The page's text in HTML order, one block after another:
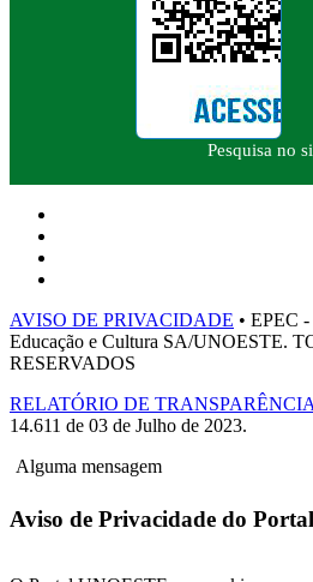
Pesquisa no
AVISO DE PRIVACIDADE • EPEC
Educação e Cultura SA/UNOESTE.
RESERVADOS
RELATÓRIO DE
14.611 de 03 de Julho de 2023.
Alguma mensagem
Aviso de Privacidade do